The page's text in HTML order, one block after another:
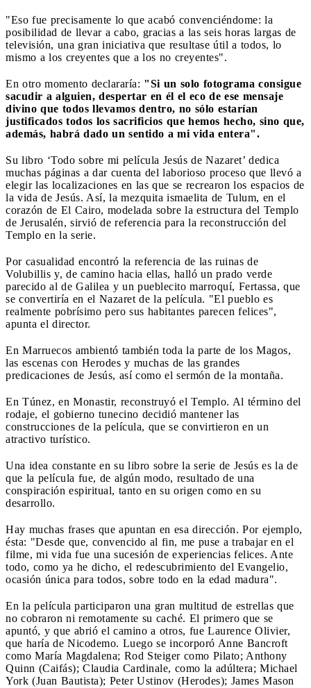
"Eso fue precisamente lo que acabó convenciéndome: la
posibilidad de llevar a cabo, gracias a las seis horas largas de
televisión, una gran iniciativa que resultase útil a todos, lo
mismo a los creyentes que a los no creyentes".
En otro momento declararía: "Si un solo fotograma consigue
sacudir a alguien, despertar en él el eco de ese mensaje
divino que todos llevamos dentro, no sólo estarían
justificados todos los sacrificios que hemos hecho, sino que,
además, habrá dado un sentido a mi vida entera".
Su libro ‘Todo sobre mi película Jesús de Nazaret’ dedica
muchas páginas a dar cuenta del laborioso proceso que llevó a
elegir las localizaciones en las que se recrearon los espacios de
la vida de Jesús. Así, la mezquita ismaelita de Tulum, en el
corazón de El Cairo, modelada sobre la estructura del Templo
de Jerusalén, sirvió de referencia para la reconstrucción del
Templo en la serie.
Por casualidad encontró la referencia de las ruinas de
Volubillis y, de camino hacia ellas, halló un prado verde
parecido al de Galilea y un pueblecito marroquí, Fertassa, que
se convertiría en el Nazaret de la película. "El pueblo es
realmente pobrísimo pero sus habitantes parecen felices",
apunta el director.
En Marruecos ambientó también toda la parte de los Magos,
las escenas con Herodes y muchas de las grandes
predicaciones de Jesús, así como el sermón de la montaña.
En Túnez, en Monastir, reconstruyó el Templo. Al término del
rodaje, el gobierno tunecino decidió mantener las
construcciones de la película, que se convirtieron en un
atractivo turístico.
Una idea constante en su libro sobre la serie de Jesús es la de
que la película fue, de algún modo, resultado de una
conspiración espiritual, tanto en su origen como en su
desarrollo.
Hay muchas frases que apuntan en esa dirección. Por ejemplo,
ésta: "Desde que, convencido al fin, me puse a trabajar en el
filme, mi vida fue una sucesión de experiencias felices. Ante
todo, como ya he dicho, el redescubrimiento del Evangelio,
ocasión única para todos, sobre todo en la edad madura".
En la película participaron una gran multitud de estrellas que
no cobraron ni remotamente su caché. El primero que se
apuntó, y que abrió el camino a otros, fue Laurence Olivier,
que haría de Nicodemo. Luego se incorporó Anne Bancroft
como María Magdalena; Rod Steiger como Pilato; Anthony
Quinn (Caifás); Claudia Cardinale, como la adúltera; Michael
York (Juan Bautista); Peter Ustinov (Herodes); James Mason